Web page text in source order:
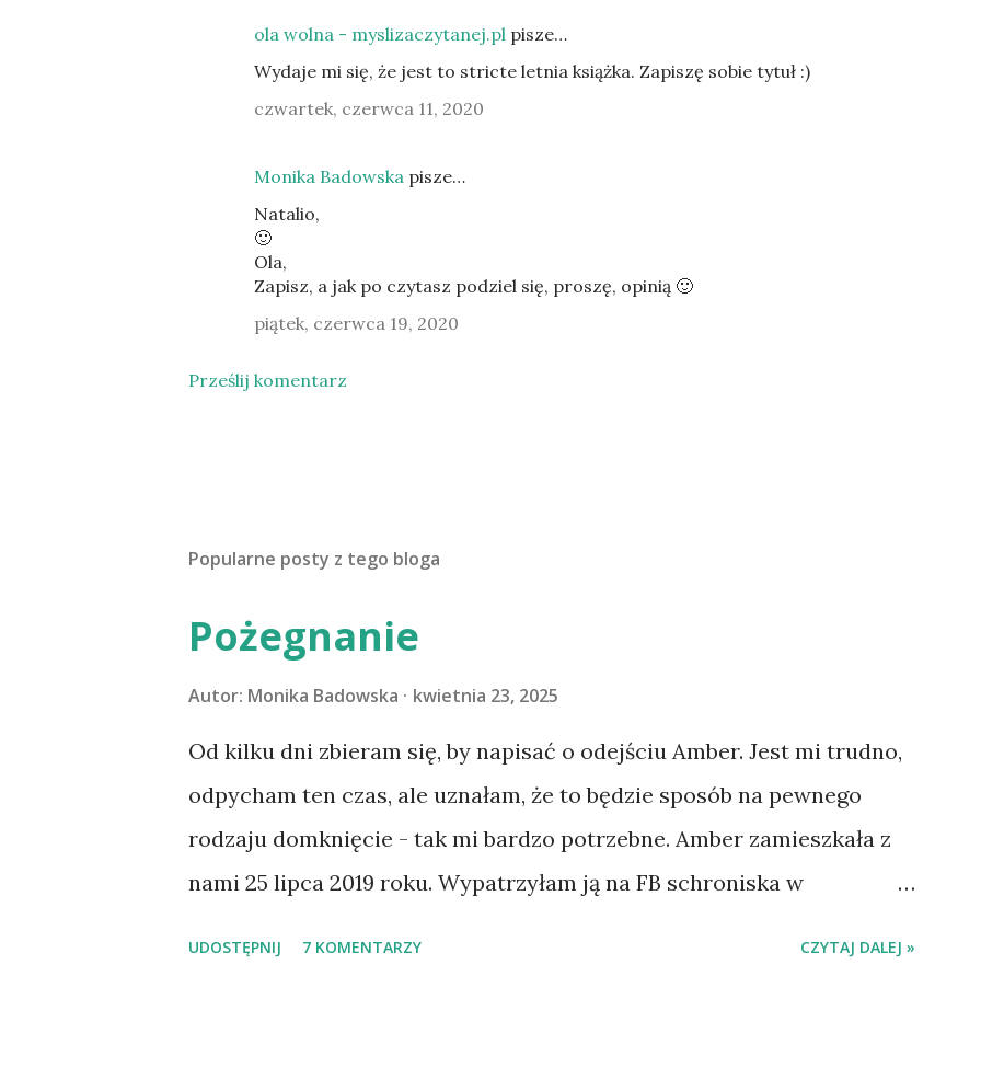
ola wolna - myslizaczytanej.pl pisze…
Wydaje mi się, że jest to stricte letnia książka. Zapiszę sobie tytuł :)
czwartek, czerwca 11, 2020
Monika Badowska pisze…
Natalio,
🙂
Ola,
Zapisz, a jak po czytasz podziel się, proszę, opinią 🙂
piątek, czerwca 19, 2020
Prześlij komentarz
Popularne posty z tego bloga
Pożegnanie
Autor: Monika Badowska kwietnia 23, 2025
Od kilku dni zbieram się, by napisać o odejściu Amber. Jest mi trudno,
odpycham ten czas, ale uznałam, że to będzie sposób na pewnego
rodzaju domknięcie - tak mi bardzo potrzebne. Amber zamieszkała z
nami 25 lipca 2019 roku. Wypatrzyłam ją na FB schroniska w
UDOSTĘPNIJ 7 KOMENTARZY CZYTAJ DALEJ »